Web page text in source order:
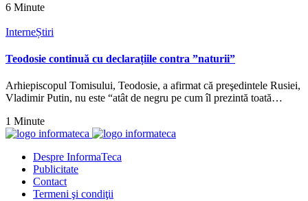
6 Minute
InterneȘtiri
Teodosie continuă cu declarațiile contra ”naturii”
Arhiepiscopul Tomisului, Teodosie, a afirmat că preşedintele Rusiei,
Vladimir Putin, nu este “atât de negru pe cum îl prezintă toată…
1 Minute
Despre InformaTeca
Publicitate
Contact
Termeni şi condiţii